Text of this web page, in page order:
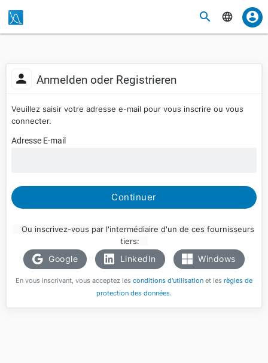
Anmelden oder Registrieren
Veuillez saisir votre adresse e-mail pour vous inscrire ou vous
connecter.
Adresse E-mail
Continuer
Ou inscrivez-vous par l'intermédiaire d'un de ces fournisseurs
tiers:
Google LinkedIn Windows
En vous inscrivant, vous acceptez les conditions d'utilisationet les règles de
protection des données.